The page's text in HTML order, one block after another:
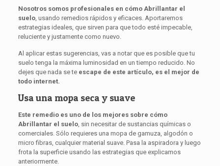
Nosotros somos profesionales en cómo Abrillantar el
suelo, usando remedios rápidos y eficaces. Aportaremos
estrategias ideales, que sirven para que todo esté impecable,
reluciente y justamente como nuevo.
Al aplicar estas sugerencias, vas a notar que es posible que tu
suelo tenga la máxima luminosidad en un tiempo reducido. No
dejes que nada se te escape de este artículo, es el mejor de
todo internet.
Usa una mopa seca y suave
Este remedio es uno de los mejores sobre cómo
Abrillantar el suelo, sin necesitar de sustancias químicas o
comerciales. Sólo requieres una mopa de gamuza, algodón o
micro fibras, cualquier material suave. Pasa la aspiradora y luego
frota la superficie usando las estrategias que explicamos
anteriormente.